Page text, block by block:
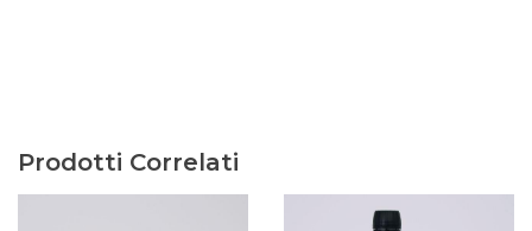
Prodotti Correlati